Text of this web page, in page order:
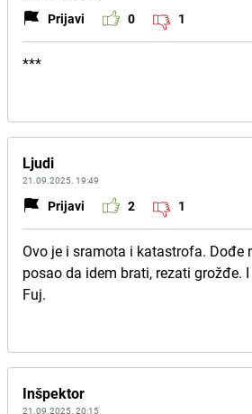
Prijavi 0 1
***
Ljudi
21.09.2025. 19:49
Prijavi 2 1
Ovo je i sramota i katastrofa. Dođe
posao da idem brati, rezati grožđe.
Fuj.
Inšpektor
21.09.2025. 20:15